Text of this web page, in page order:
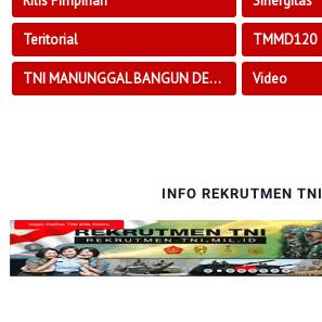
Teritorial TMMD120
TNI MANUNGGAL BANGUN DESA Video
INFO REKRUTMEN TNI